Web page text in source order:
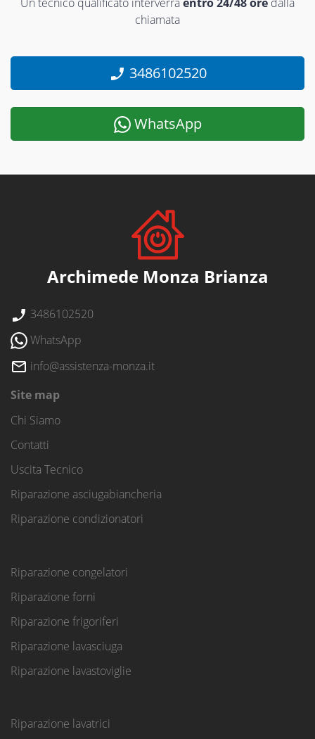
chiamata
3486102520
WhatsApp
Archimede Monza Brianza
3486102520
WhatsApp
info@assistenza-monza.it
Site map
Chi Siamo
Contatti
Uscita Tecnico
Riparazione asciugabiancheria
Riparazione condizionatori
Riparazione congelatori
Riparazione forni
Riparazione frigoriferi
Riparazione lavasciuga
Riparazione lavastoviglie
Riparazione lavatrici